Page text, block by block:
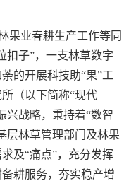
业春耕生产工作等同
扣子”，一支林草数字
的开展科技助“果”工
（以下简称“现代
兴战略，秉持着“数智
层林草管理部门及林果
及“痛点”，充分发挥
耕服务，夯实稳产增